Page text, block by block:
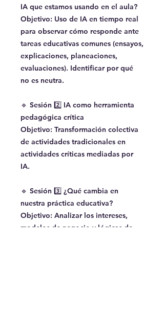
IA que estamos usando en el aula?
Objetivo: Uso de IA en tiempo real
para observar cómo responde ante
tareas educativas comunes (ensayos,
explicaciones, planeaciones,
evaluaciones). Identificar por qué
no es neutra.
🔹 Sesión 2️⃣ IA como herramienta
pedagógica crítica
Objetivo: Transformación colectiva
de actividades tradicionales en
actividades críticas mediadas por
IA.
🔹 Sesión 3️⃣ ¿Qué cambia en
nuestra práctica educativa?
Objetivo: Analizar los intereses,
modelos de negocio y lógicas de